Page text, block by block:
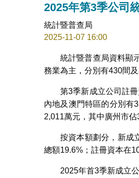
2025年第3季公司
統計暨普查局
2025-11-07 16:00
統計暨普查局資料顯
務業為主，分別有430間
第3季新成立公司註
內地及澳門特區的分別有
2,011萬元，其中廣州市佔
按資本額劃分，新成
總額19.6%；註冊資本在
2025年首3季新成立